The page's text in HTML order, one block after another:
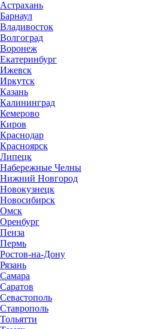
Астрахань
Барнаул
Владивосток
Волгоград
Воронеж
Екатеринбург
Ижевск
Иркутск
Казань
Калининград
Кемерово
Киров
Краснодар
Красноярск
Липецк
Набережные Челны
Нижний Новгород
Новокузнецк
Новосибирск
Омск
Оренбург
Пенза
Пермь
Ростов-на-Дону
Рязань
Самара
Саратов
Севастополь
Ставрополь
Тольятти